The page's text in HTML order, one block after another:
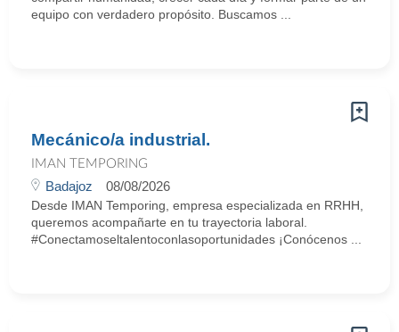
equipo con verdadero propósito. Buscamos ...
Mecánico/a industrial.
IMAN TEMPORING
Badajoz 08/08/2026
Desde IMAN Temporing, empresa especializada en RRHH,
queremos acompañarte en tu trayectoria laboral.
#Conectamoseltalentoconlasoportunidades ¡Conócenos ...